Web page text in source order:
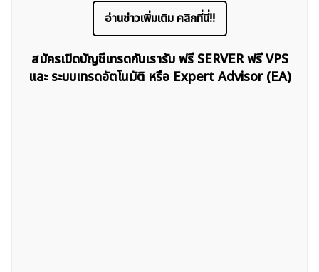
ค้นหา
สำหรับ:
อ่านข่าวเพิ่มเติม คลิกที่นี่!!
สมัครเปิดบัญชีเทรดกับเรารับ ฟรี SERVER ฟรี VPS
และ ระบบเทรดอัตโนมัติ หรือ Expert Advisor (EA)